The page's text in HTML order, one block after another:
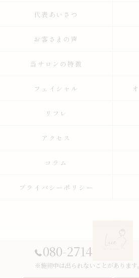
080-2714-4593
※施術中は出られないことがありま
代表あいさつ
お客さまの声
当サロンの特徴
フェイシャル
リフレ
アクセス
コラム
プライバシーポリシー